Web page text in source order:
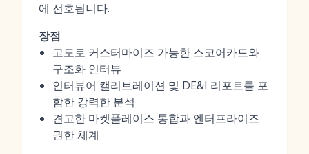
에 선호됩니다.
장점
고도로 커스터마이즈 가능한 스코어카드와
구조화 인터뷰
인터뷰어 캘리브레이션 및 DE&I 리포트를 포
함한 강력한 분석
견고한 마켓플레이스 통합과 엔터프라이즈
권한 체계